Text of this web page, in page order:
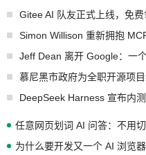
Gitee AI 队友正式上线，免
Simon Willison 重新拥抱
Jeff Dean 离开 Google：一
慕尼黑市政府为全职开源项
任意网页划词 AI 问答：不用
为什么要开发又一个 AI 浏览